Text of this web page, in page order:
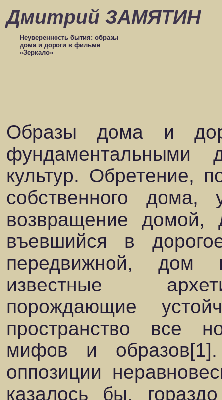
Дмитрий ЗАМЯТИН
Неуверенность бытия: образы
дома и дороги в фильме
«Зеркало»
Образы дома и
фундаментальными
культур. Обретение,
собственного
возвращение
въевшийся в
передвижной, дом
известные
порождающие
пространство все
мифов и
оппозиции
казалось бы,